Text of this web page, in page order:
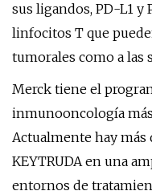
sus ligandos, PD-L1 y
linfocitos T que
tumorales como a las
Merck tiene el
inmunooncología
Actualmente hay más
KEYTRUDA en una
entornos de